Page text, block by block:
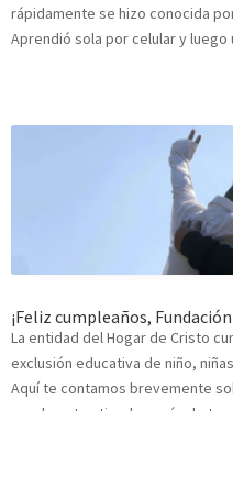
rápidamente se hizo conocida
Aprendió sola por celular y luego
¡Feliz cumpleaños,
La entidad del Hogar de Cristo
exclusión educativa de niño,
Aquí te contamos brevemente
anualmente atiende a más de